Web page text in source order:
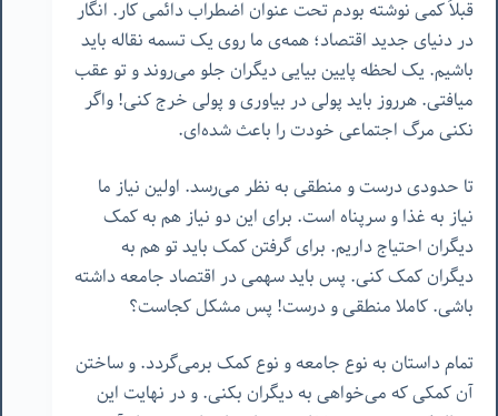
قبلاً کمی نوشته بودم تحت عنوان اضطراب دائمی کار. انگار
در دنیای جدید اقتصاد؛ همه‌ی ما روی یک تسمه نقاله باید
باشیم. یک لحظه پایین بیایی دیگران جلو می‌روند و تو عقب
میافتی. هرروز باید پولی در بیاوری و پولی خرج کنی! واگر
نکنی مرگ اجتماعی خودت را باعث شده‌ای.
تا حدودی درست و منطقی به نظر می‌رسد. اولین نیاز ما
نیاز به غذا و سرپناه است. برای این دو نیاز هم به کمک
دیگران احتیاج داریم. برای گرفتن کمک باید تو هم به
دیگران کمک کنی. پس باید سهمی در اقتصاد جامعه داشته
باشی. کاملا منطقی و درست! پس مشکل کجاست؟
تمام داستان به نوع جامعه و نوع کمک برمی‌گردد. و ساختن
آن کمکی که می‌خواهی به دیگران بکنی. و در نهایت این